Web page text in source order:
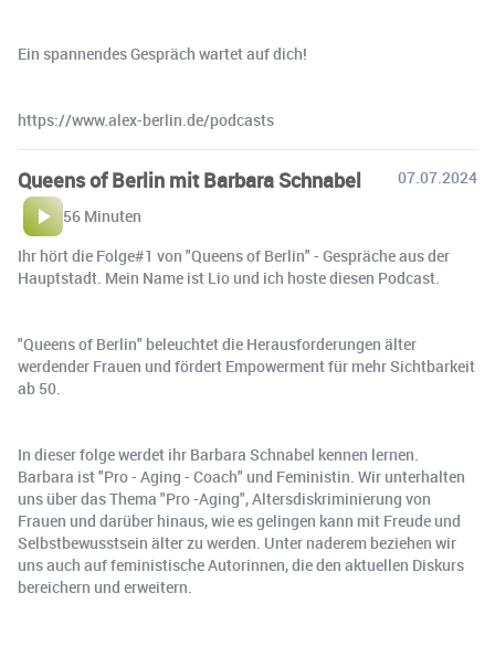
Ein spannendes Gespräch wartet auf dich!
https://www.alex-berlin.de/podcasts
Queens of Berlin mit Barbara Schnabel
07.07.2024
56 Minuten
Ihr hört die Folge#1 von "Queens of Berlin" - Gespräche aus der
Hauptstadt. Mein Name ist Lio und ich hoste diesen Podcast.
"Queens of Berlin" beleuchtet die Herausforderungen älter
werdender Frauen und fördert Empowerment für mehr Sichtbarkeit
ab 50.
In dieser folge werdet ihr Barbara Schnabel kennen lernen.
Barbara ist "Pro - Aging - Coach" und Feministin. Wir unterhalten
uns über das Thema "Pro -Aging", Altersdiskriminierung von
Frauen und darüber hinaus, wie es gelingen kann mit Freude und
Selbstbewusstsein älter zu werden. Unter naderem beziehen wir
uns auch auf feministische Autorinnen, die den aktuellen Diskurs
bereichern und erweitern.